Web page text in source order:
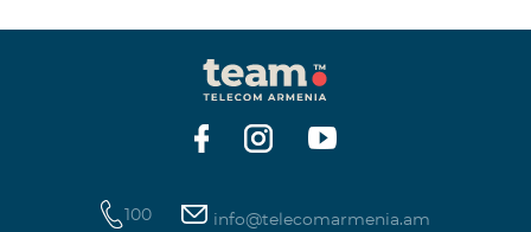
минуты международных звонков 1700 драм.
Стоимость одного МБ для абонентов постоплатной
системы составит 50 драм, а для предоплатных
абонентов, при первой попытке пользования
100 info@telecomarmenia.am